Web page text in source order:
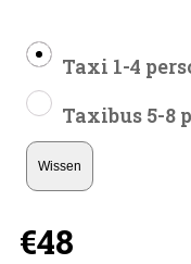
Taxi 1-4
Taxibus 5-8
Wissen
€48